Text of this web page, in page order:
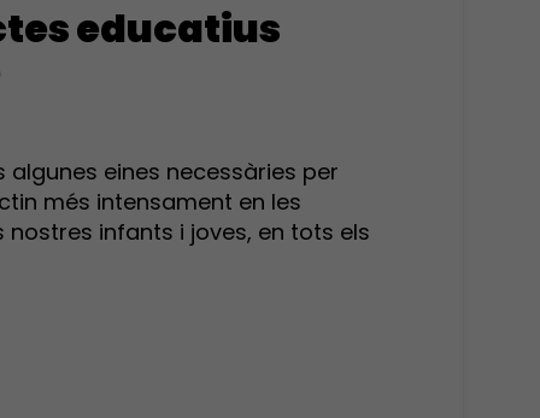
educatius
eines necessàries per
més intensament en les
infants i joves, en tots els